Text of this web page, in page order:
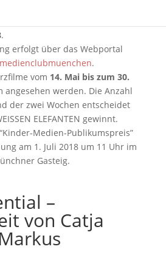
erhalten je 500 Euro.
Teilnahme am Wettbewerb
.
erfolgt über das Webportal
.
vom 14. Mai bis zum 30.
angesehen werden. Die Anzahl
der zwei Wochen entscheidet
ELEFANTEN gewinnt.
Medien-Publikumspreis”
am 1. Juli 2018 um 11 Uhr im
Gasteig.
–
von Catja